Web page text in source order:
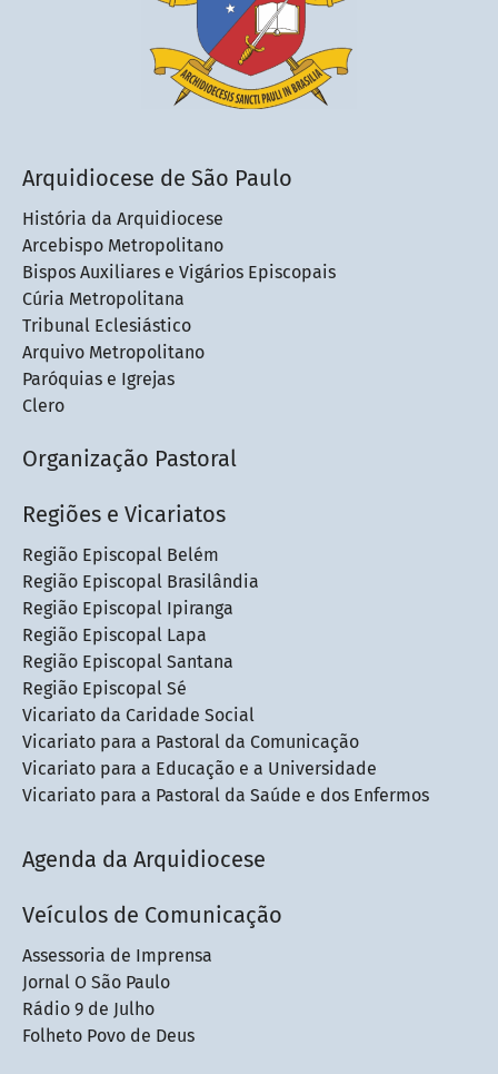
Arquidiocese de São Paulo
História da Arquidiocese
Arcebispo Metropolitano
Bispos Auxiliares e Vigários Episcopais
Cúria Metropolitana
Tribunal Eclesiástico
Arquivo Metropolitano
Paróquias e Igrejas
Clero
Organização Pastoral
Regiões e Vicariatos
Região Episcopal Belém
Região Episcopal Brasilândia
Região Episcopal Ipiranga
Região Episcopal Lapa
Região Episcopal Santana
Região Episcopal Sé
Vicariato da Caridade Social
Vicariato para a Pastoral da Comunicação
Vicariato para a Educação e a Universidade
Vicariato para a Pastoral da Saúde e dos Enfermos
Agenda da Arquidiocese
Veículos de Comunicação
Assessoria de Imprensa
Jornal O São Paulo
Rádio 9 de Julho
Folheto Povo de Deus